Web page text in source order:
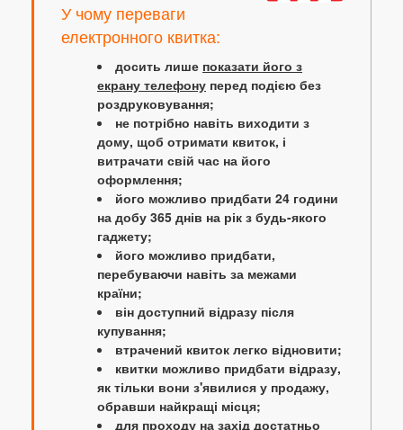
У чому переваги
електронного квитка:
досить лише показати його з
екрану телефону перед подією без
роздруковування;
не потрібно навіть виходити з
дому, щоб отримати квиток, і
витрачати свій час на його
оформлення;
його можливо придбати 24 години
на добу 365 днів на рік з будь-якого
гаджету;
його можливо придбати,
перебуваючи навіть за межами
країни;
він доступний відразу після
купування;
втрачений квиток легко відновити;
квитки можливо придбати відразу,
як тільки вони з'явилися у продажу,
обравши найкращі місця;
для проходу на захід достатньо